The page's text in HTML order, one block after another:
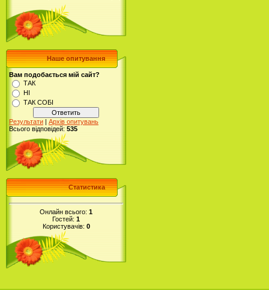
Наше опитування
Вам подобається мій сайт?
ТАК
НІ
ТАК СОБІ
Результати | Архів опитувань
Всього відповідей: 535
Статистика
Онлайн всього: 1
Гостей: 1
Користувачів: 0